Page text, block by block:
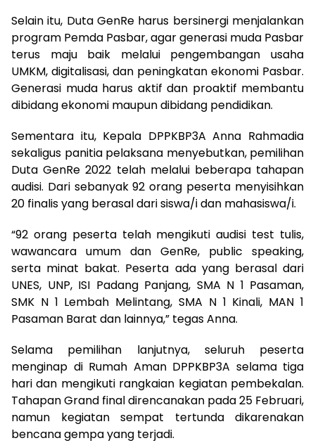
Selain itu, Duta GenRe harus bersinergi menjalankan
program Pemda Pasbar, agar generasi muda Pasbar
terus maju baik melalui pengembangan usaha
UMKM, digitalisasi, dan peningkatan ekonomi Pasbar.
Generasi muda harus aktif dan proaktif membantu
dibidang ekonomi maupun dibidang pendidikan.
Sementara itu, Kepala DPPKBP3A Anna Rahmadia
sekaligus panitia pelaksana menyebutkan, pemilihan
Duta GenRe 2022 telah melalui beberapa tahapan
audisi. Dari sebanyak 92 orang peserta menyisihkan
20 finalis yang berasal dari siswa/i dan mahasiswa/i.
“92 orang peserta telah mengikuti audisi test tulis,
wawancara umum dan GenRe, public speaking,
serta minat bakat. Peserta ada yang berasal dari
UNES, UNP, ISI Padang Panjang, SMA N 1 Pasaman,
SMK N 1 Lembah Melintang, SMA N 1 Kinali, MAN 1
Pasaman Barat dan lainnya,” tegas Anna.
Selama pemilihan lanjutnya, seluruh peserta
menginap di Rumah Aman DPPKBP3A selama tiga
hari dan mengikuti rangkaian kegiatan pembekalan.
Tahapan Grand final direncanakan pada 25 Februari,
namun kegiatan sempat tertunda dikarenakan
bencana gempa yang terjadi.